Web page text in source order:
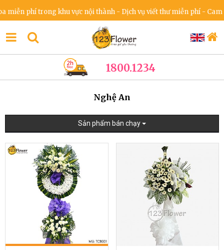
phí trong khu vực nội thành - Dịch vụ viết thư miễn phí - Cam kết
1800.1234
Nghệ An
Sản phẩm bán chạy